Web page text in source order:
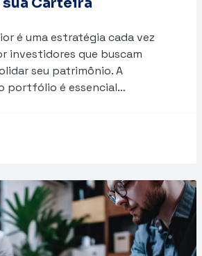
é uma estratégia cada vez
investidores que buscam
seu patrimônio. A
portfólio é essencial…